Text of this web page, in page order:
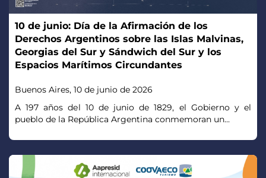
10 de junio: Día de la Afirmación de los
Derechos Argentinos sobre las Islas Malvinas,
Georgias del Sur y Sándwich del Sur y los
Espacios Marítimos Circundantes
Buenos Aires, 10 de junio de 2026
A 197 años del 10 de junio de 1829, el Gobierno y el
pueblo de la República Argentina conmemoran un...